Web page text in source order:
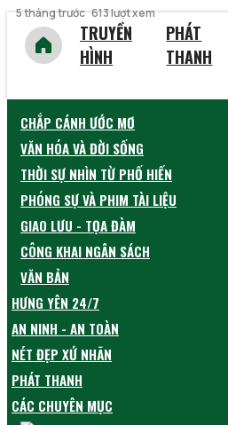
5 tháng trước 613 lượt xem
TRUYỀN
HÌNH
PHÁT
THANH
CHẮP CÁNH ƯỚC MƠ
VĂN HÓA VÀ ĐỜI SỐNG
THỜI SỰ NHÌN TỪ PHỐ HIẾN
PHÓNG SỰ VÀ PHIM TÀI LIỆU
GIAO LƯU - TỌA ĐÀM
CÔNG KHAI NGÂN SÁCH
VĂN BẢN
HƯNG YÊN 24/7
AN NINH - AN TOÀN
NÉT ĐẸP XỨ NHÃN
PHÁT THANH
CÁC CHUYÊN MỤC